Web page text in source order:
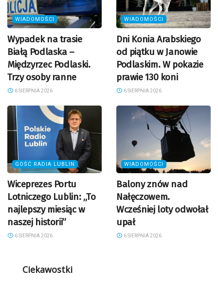
WIADOMOŚCI
Wypadek na trasie
Białą Podlaska –
Międzyrzec Podlaski.
Trzy osoby ranne
6 SIERPNIA 2026
WIADOMOŚCI
Dni Konia Arabskiego
od piątku w Janowie
Podlaskim. W pokazie
prawie 130 koni
6 SIERPNIA 2026
GOŚĆ RADIA LUBLIN
Wiceprezes Portu
Lotniczego Lublin: „To
najlepszy miesiąc w
naszej historii”
6 SIERPNIA 2026
WIADOMOŚCI
Balony znów nad
Nałęczowem.
Wcześniej loty odwołał
upał
6 SIERPNIA 2026
Ciekawostki